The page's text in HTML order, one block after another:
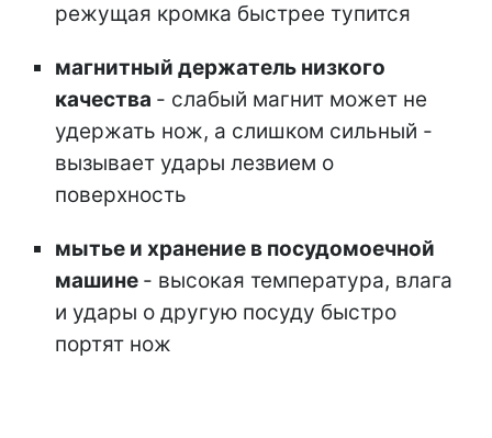
режущая кромка быстрее тупится
магнитный держатель низкого
качества - слабый магнит может не
удержать нож, а слишком сильный -
вызывает удары лезвием о
поверхность
мытье и хранение в посудомоечной
машине - высокая температура, влага
и удары о другую посуду быстро
портят нож